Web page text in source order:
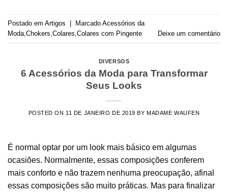
Postado em Artigos | Marcado Acessórios da
Moda Chokers Colares Colares com Pingente Deixe um comentário
DIVERSOS
6 Acessórios da Moda para Transformar
Seus Looks
POSTED ON 11 DE JANEIRO DE 2019 BYMADAME WAUFEN
É normal optar por um look mais básico em algumas
ocasiões. Normalmente, essas composições conferem
mais conforto e não trazem nenhuma preocupação, afinal
essas composições são muito práticas. Mas para finalizar